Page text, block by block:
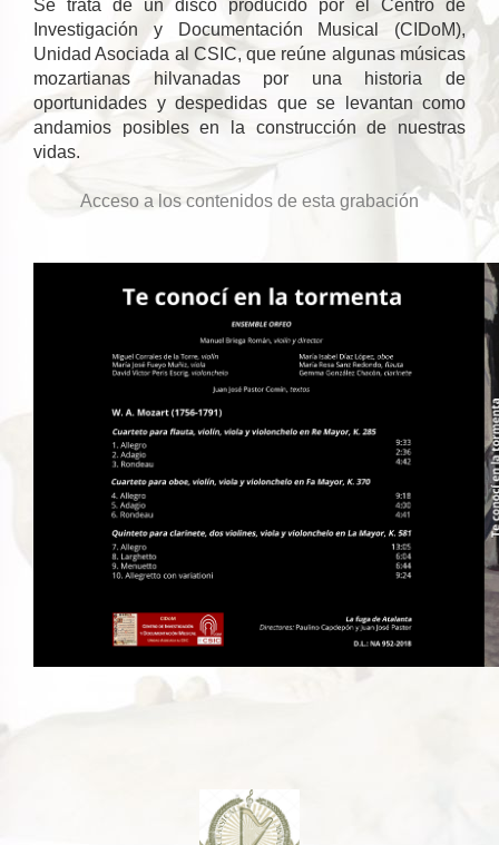
Se trata de un disco producido por el Centro de
Investigación y Documentación Musical (CIDoM),
Unidad Asociada al CSIC, que reúne algunas músicas
mozartianas hilvanadas por una historia de
oportunidades y despedidas que se levantan como
andamios posibles en la construcción de nuestras
vidas.
Acceso a los contenidos de esta grabación